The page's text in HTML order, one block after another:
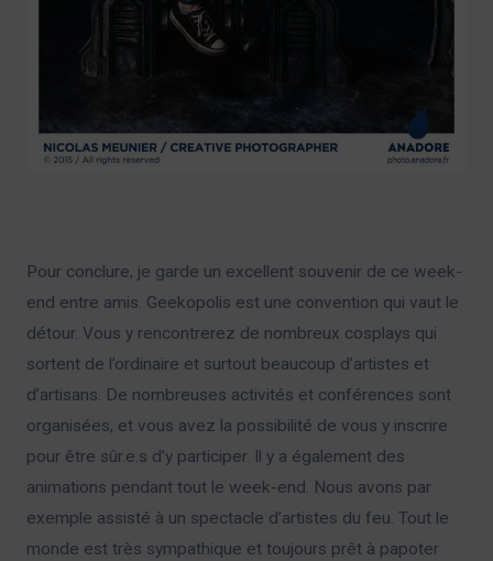
Pour conclure, je garde un excellent souvenir de ce week-
end entre amis. Geekopolis est une convention qui vaut le
détour. Vous y rencontrerez de nombreux cosplays qui
sortent de l’ordinaire et surtout beaucoup d’artistes et
d’artisans. De nombreuses activités et conférences sont
organisées, et vous avez la possibilité de vous y inscrire
pour être sûr.e.s d’y participer. Il y a également des
animations pendant tout le week-end. Nous avons par
exemple assisté à un spectacle d’artistes du feu. Tout le
monde est très sympathique et toujours prêt à papoter